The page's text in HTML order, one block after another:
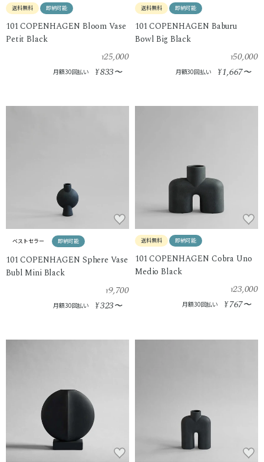
送料無料 即納可能
101 COPENHAGEN Bloom Vase
Petit Black
¥25,000
月額30回払い ¥833〜
送料無料 即納可能
101 COPENHAGEN Baburu
Bowl Big Black
¥50,000
月額30回払い ¥1,667〜
ベストセラー 即納可能
101 COPENHAGEN Sphere Vase
Bubl Mini Black
¥9,700
月額30回払い ¥323〜
送料無料 即納可能
101 COPENHAGEN Cobra Uno
Medio Black
¥23,000
月額30回払い ¥767〜